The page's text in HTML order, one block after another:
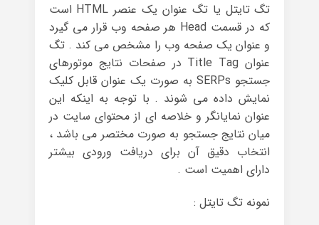
تگ تایتل یا تگ عنوان یک عنصر HTML است
که در قسمت Head هر صفحه وب قرار می گیرد
و عنوان یک صفحه وب را مشخص می کند . تگ
عنوان Title Tag در صفحات نتایج موتورهای
جستجو SERPs به صورت یک عنوان قابل کلیک
نمایش داده می شوند . با توجه به اینکه این
عنوان نمایانگر و خلاصه ای از محتوای سایت در
میان نتایج جستجو به صورت مختصر می باشد ،
انتخاب دقیق آن برای دریافت ورودی بیشتر
دارای اهمیت است .
نمونه تگ تایتل :